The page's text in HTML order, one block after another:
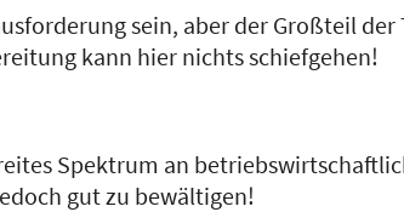
sein, aber der Großteil
kann hier nichts schiefgehen!
Spektrum an
gut zu bewältigen!